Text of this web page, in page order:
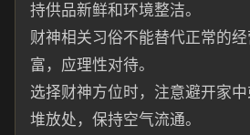
持供品新鲜和环境整洁。
财神相关习俗不能替代正常的
富，应理性对待。
选择财神方位时，注意避开家
堆放处，保持空气流通。